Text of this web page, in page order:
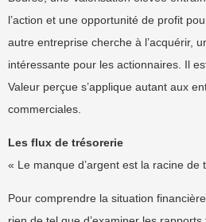
l’action et une opportunité de profit
autre entreprise cherche à l’acquérir,
intéressante pour les actionnaires. Il
Valeur perçue s’applique autant aux
commerciales.
Les flux de trésorerie
« Le manque d’argent est la racine de
Pour comprendre la situation